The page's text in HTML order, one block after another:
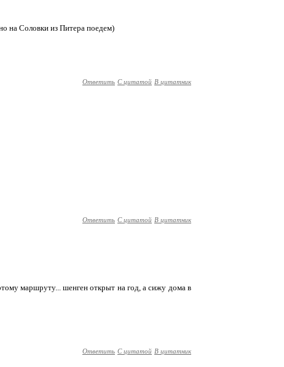
на Соловки из Питера поедем)
Ответить С цитатой В цитатник
Ответить С цитатой В цитатник
маршруту... шенген открыт на год, а сижу дома в
Ответить С цитатой В цитатник